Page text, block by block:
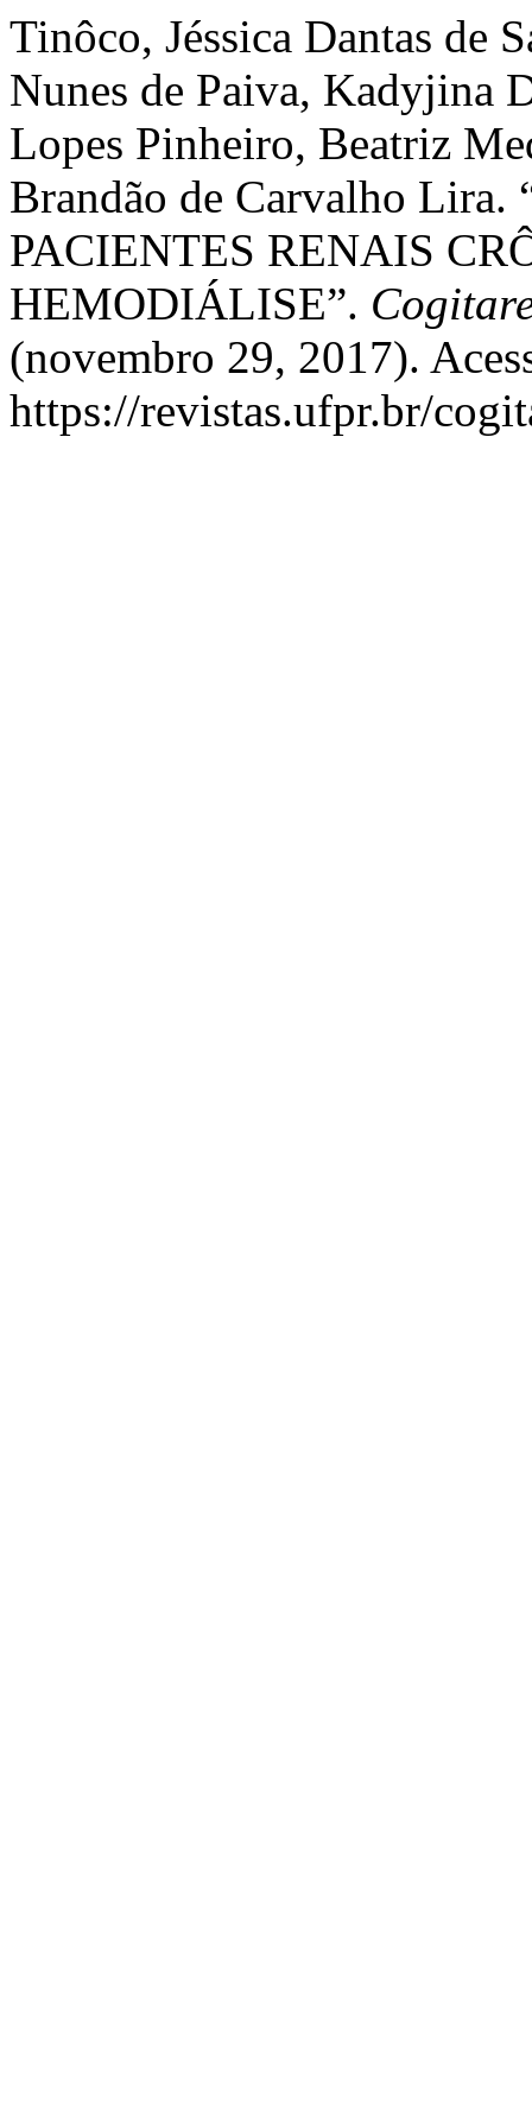
Tinôco, Jéssica Dantas de
Nunes de Paiva, Kadyjina
Lopes Pinheiro, Beatriz
Brandão de Carvalho
PACIENTES RENAIS
HEMODIÁLISE”.
(novembro 29, 2017).
https://revistas.ufpr.br/